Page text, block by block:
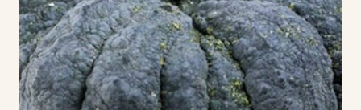
Odjava
Registracija